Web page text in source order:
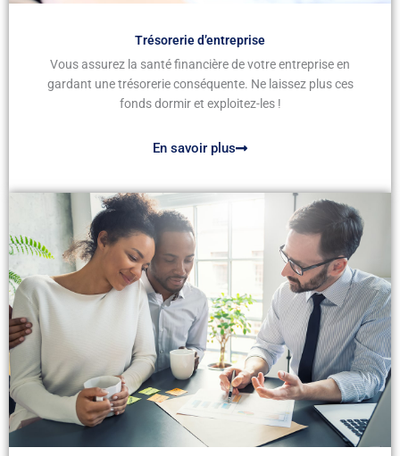
Trésorerie d’entreprise
Vous assurez la santé financière de votre entreprise en
gardant une trésorerie conséquente. Ne laissez plus ces
fonds dormir et exploitez-les !
En savoir plus